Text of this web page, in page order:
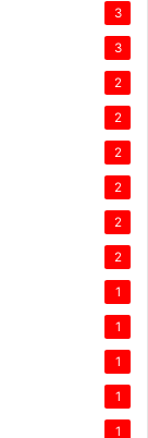
3
3
2
2
2
2
2
2
1
1
1
1
1